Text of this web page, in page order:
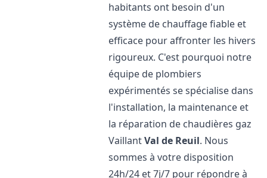
habitants ont besoin d'un
système de chauffage fiable et
efficace pour affronter les hivers
rigoureux. C'est pourquoi notre
équipe de plombiers
expérimentés se spécialise dans
l'installation, la maintenance et
la réparation de chaudières gaz
VaillantVal de Reuil. Nous
sommes à votre disposition
24h/24 et 7j/7 pour répondre à